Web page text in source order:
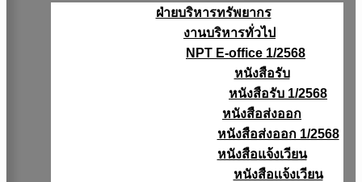
ฝ่ายบริหารทรัพยากร
งานบริหารทั่วไป
NPT E-office 1/2568
หนังสือรับ
หนังสือรับ 1/2568
หนังสือส่งออก
หนังสือส่งออก 1/2568
หนังสือแจ้งเวียน
หนังสือเเจ้งเวียน